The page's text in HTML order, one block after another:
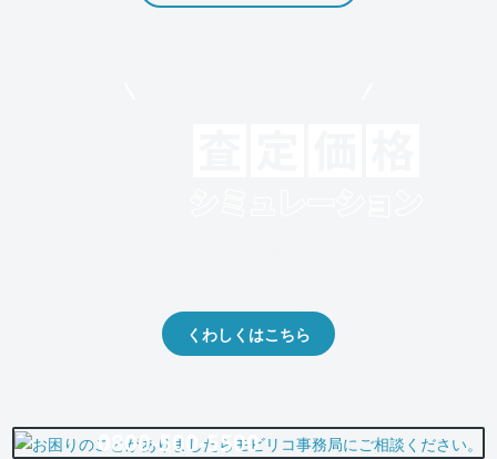
くわしくはこちら
0800-500-5500